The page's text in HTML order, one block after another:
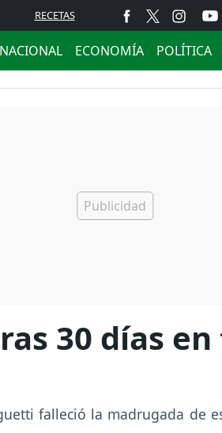
RECETAS
ECONOMÍA POLÍTICA
30 días
falleció la madrugada de